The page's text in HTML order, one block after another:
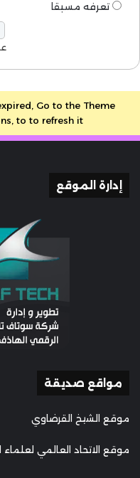
تعرفه مسبقا
Go to the Theme
to to refresh it.
إدارة الموقع
مواقع صديقة
موقع الشيخ القرضاوي
موقع الاتحاد العالمي